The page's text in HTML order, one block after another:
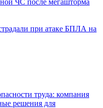
ЧС после мегашторма
при атаке БПЛА на
труда: компания
решения для